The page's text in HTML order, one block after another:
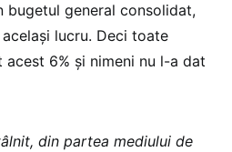
bugetul general consolidat,
lucru. Deci toate
acest 6% și nimeni nu l-a dat
din partea mediului de